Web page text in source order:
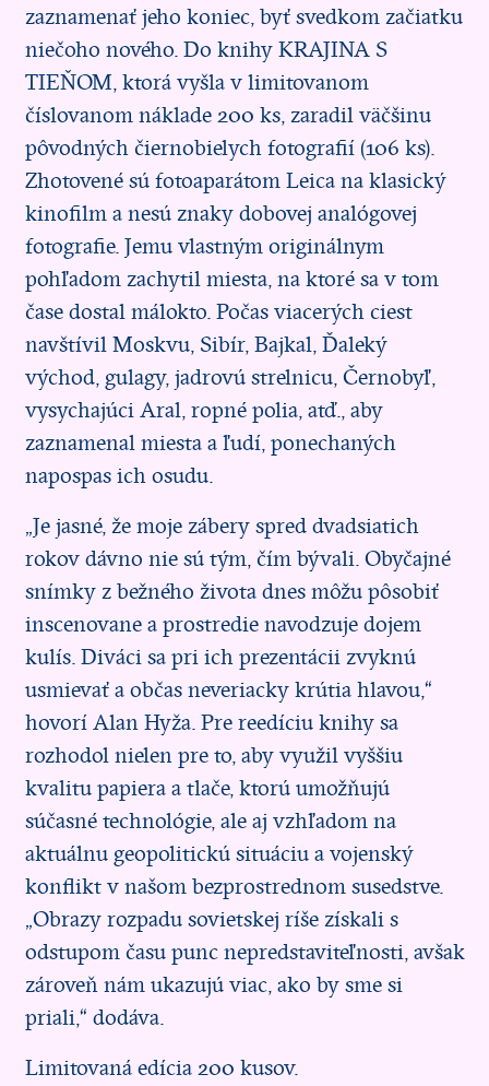
zaznamenať jeho koniec, byť svedkom začiatku
niečoho nového. Do knihy KRAJINA S
TIEŇOM, ktorá vyšla v limitovanom
číslovanom náklade 200 ks, zaradil väčšinu
pôvodných čiernobielych fotografií (106 ks).
Zhotovené sú fotoaparátom Leica na klasický
kinofilm a nesú znaky dobovej analógovej
fotografie. Jemu vlastným originálnym
pohľadom zachytil miesta, na ktoré sa v tom
čase dostal málokto. Počas viacerých ciest
navštívil Moskvu, Sibír, Bajkal, Ďaleký
východ, gulagy, jadrovú strelnicu, Černobyľ,
vysychajúci Aral, ropné polia, atď., aby
zaznamenal miesta a ľudí, ponechaných
napospas ich osudu.
„Je jasné, že moje zábery spred dvadsiatich
rokov dávno nie sú tým, čím bývali. Obyčajné
snímky z bežného života dnes môžu pôsobiť
inscenovane a prostredie navodzuje dojem
kulís. Diváci sa pri ich prezentácii zvyknú
usmievať a občas neveriacky krútia hlavou,“
hovorí Alan Hyža. Pre reedíciu knihy sa
rozhodol nielen pre to, aby využil vyššiu
kvalitu papiera a tlače, ktorú umožňujú
súčasné technológie, ale aj vzhľadom na
aktuálnu geopolitickú situáciu a vojenský
konflikt v našom bezprostrednom susedstve.
„Obrazy rozpadu sovietskej ríše získali s
odstupom času punc nepredstaviteľnosti, avšak
zároveň nám ukazujú viac, ako by sme si
priali,“ dodáva.
Limitovaná edícia 200 kusov.